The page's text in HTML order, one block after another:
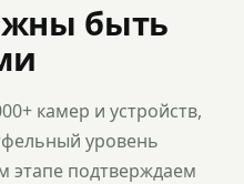
быть
камер и устройств,
уровень
этапе подтверждаем